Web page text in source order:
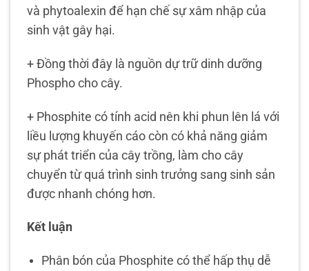
và phytoalexin để hạn chế sự xâm nhập của
sinh vật gây hại.
+ Đồng thời đây là nguồn dự trữ dinh dưỡng
Phospho cho cây.
+ Phosphite có tính acid nên khi phun lên lá với
liều lượng khuyến cáo còn có khả năng giảm
sự phát triển của cây trồng, làm cho cây
chuyển từ quá trình sinh trưởng sang sinh sản
được nhanh chóng hơn.
Kết luận
Phân bón của Phosphite có thể hấp thụ dễ